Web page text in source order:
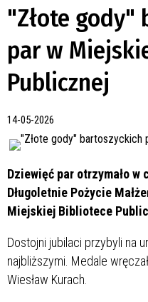
"Złote gody"
par w
Publicznej
14-05-2026
Dziewięć par otrzymało w
Długoletnie Pożycie
Miejskiej Bibliotece
Dostojni jubilaci przybyli na
najbliższymi. Medale
Wiesław Kurach.